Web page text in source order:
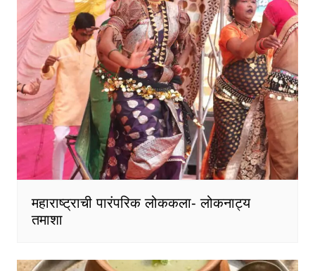
महाराष्ट्राची पारंपरिक लोककला- लोकनाट्य
तमाशा